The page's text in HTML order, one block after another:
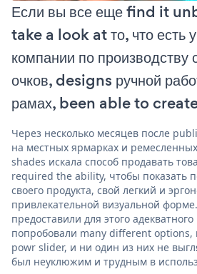
Если вы все еще find it
take a look at то, что есть
компании по
очков, designs ручной
рамах, been able to
Через несколько месяцев после
на местных ярмарках и
shades искала способ продавать
required the ability, чтобы показать
своего продукта, свой легкий и
привлекательной визуальной
предоставили для этого
попробовали many different
powr slider, и ни один из них не
был неуклюжим и трудным в